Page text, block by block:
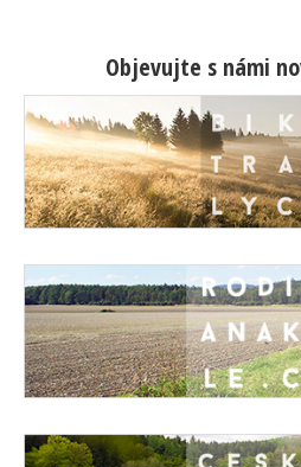
Objevujte s námi